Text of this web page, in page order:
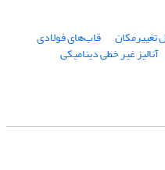
تغییرمکان قاب‌های فولادی
آنالیز غیر خطی دینامیکی